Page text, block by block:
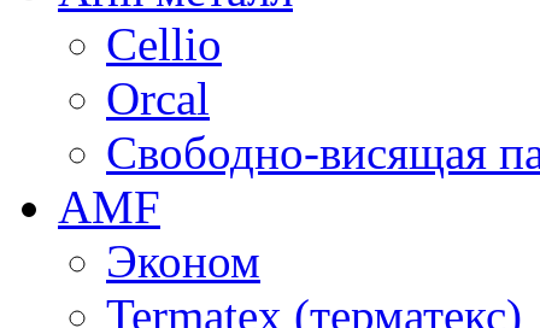
Cellio
Orcal
Свободно-висящая
AMF
Эконом
Termatex (терматекс)